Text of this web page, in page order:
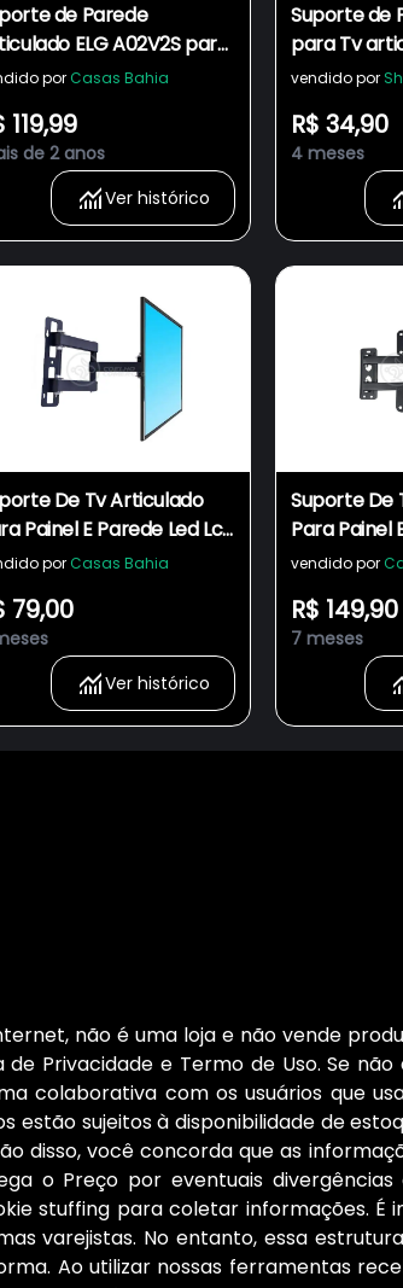
de Parede
ELG A02V2S para
LED, Plasma e 3D de
por Casas Bahia
119,99
de 2 anos
Ver histórico
Suporte de
para Tv
televisores
vendido por
R$ 34,90
4 meses
De Tv Articulado
Painel E Parede Led Lcd
Oled 3d De 14" à 42"
por Casas Bahia
79,00
Ver histórico
Suporte De
Para Painel
Plasma Oled
vendido por
R$ 149,90
7 meses
não é uma loja e não vende
Privacidade e Termo de Uso. Se
colaborativa com os usuários que
sujeitos à disponibilidade de
disso, você concorda que as
o Preço por eventuais
stuffing para coletar informações.
varejistas. No entanto, essa
Ao utilizar nossas ferramentas